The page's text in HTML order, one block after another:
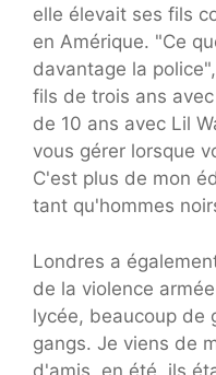
elle élevait ses fils
en Amérique. "Ce
davantage la
fils de trois ans
de 10 ans avec Lil
vous gérer lorsque
C'est plus de mon
tant qu'hommes
Londres a
de la violence
lycée, beaucoup de
gangs. Je viens de
d'amis, en été, ils